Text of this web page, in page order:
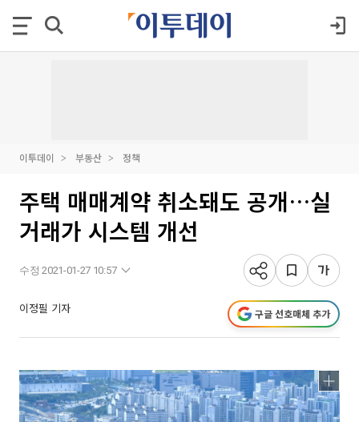
이투데이 부동산 정책
주택 매매계약 취소돼도 공개…실
거래가 시스템 개선
수정 2021-01-27 10:57
이정필 기자 구글 선호매체 추가